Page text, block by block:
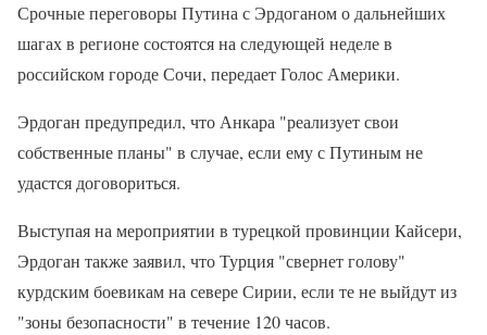
Срочные переговоры Путина с Эрдоганом о дальнейших
шагах в регионе состоятся на следующей неделе в
российском городе Сочи, передает Голос Америки.
Эрдоган предупредил, что Анкара "реализует свои
собственные планы" в случае, если ему с Путиным не
удастся договориться.
Выступая на мероприятии в турецкой провинции Кайсери,
Эрдоган также заявил, что Турция "свернет голову"
курдским боевикам на севере Сирии, если те не выйдут из
"зоны безопасности" в течение 120 часов.